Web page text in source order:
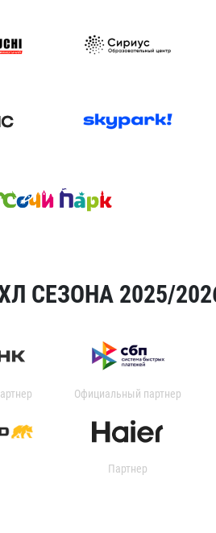
СЕЗОНА 2025/
Официальный партнер
Партнер